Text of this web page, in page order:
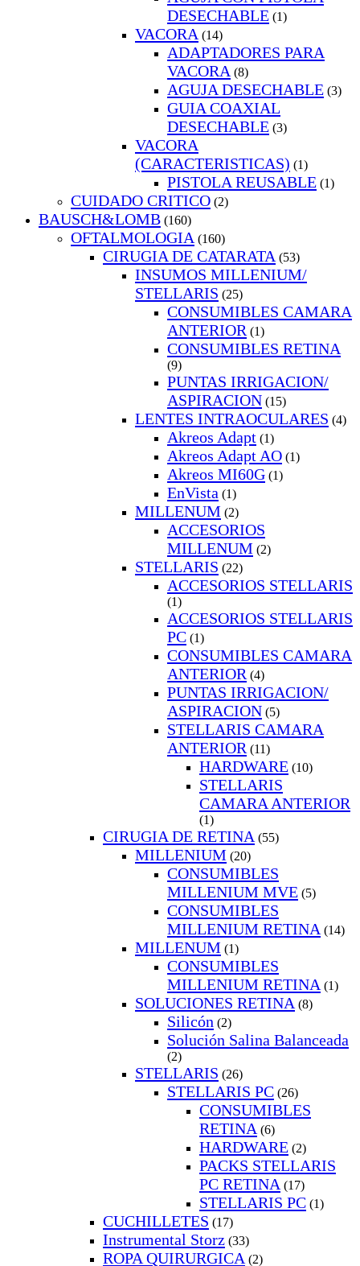
DESECHABLE (1)
VACORA (14)
ADAPTADORES PARA
VACORA (8)
AGUJA DESECHABLE (3)
GUIA COAXIAL
DESECHABLE (3)
VACORA
(CARACTERISTICAS) (1)
PISTOLA REUSABLE (1)
CUIDADO CRITICO (2)
BAUSCH&LOMB (160)
OFTALMOLOGIA (160)
CIRUGIA DE CATARATA (53)
INSUMOS MILLENIUM/
STELLARIS (25)
CONSUMIBLES CAMARA
ANTERIOR (1)
CONSUMIBLES RETINA
(9)
PUNTAS IRRIGACION/
ASPIRACION (15)
LENTES INTRAOCULARES (4)
Akreos Adapt (1)
Akreos Adapt AO (1)
Akreos MI60G (1)
EnVista (1)
MILLENUM (2)
ACCESORIOS
MILLENUM (2)
STELLARIS (22)
ACCESORIOS STELLARIS
(1)
ACCESORIOS STELLARIS
PC (1)
CONSUMIBLES CAMARA
ANTERIOR (4)
PUNTAS IRRIGACION/
ASPIRACION (5)
STELLARIS CAMARA
ANTERIOR (11)
HARDWARE (10)
STELLARIS
CAMARA ANTERIOR
(1)
CIRUGIA DE RETINA (55)
MILLENIUM (20)
CONSUMIBLES
MILLENIUM MVE (5)
CONSUMIBLES
MILLENIUM RETINA (14)
MILLENUM (1)
CONSUMIBLES
MILLENIUM RETINA (1)
SOLUCIONES RETINA (8)
Silicón (2)
Solución Salina Balanceada
(2)
STELLARIS (26)
STELLARIS PC (26)
CONSUMIBLES
RETINA (6)
HARDWARE (2)
PACKS STELLARIS
PC RETINA (17)
STELLARIS PC (1)
CUCHILLETES (17)
Instrumental Storz (33)
ROPA QUIRURGICA (2)